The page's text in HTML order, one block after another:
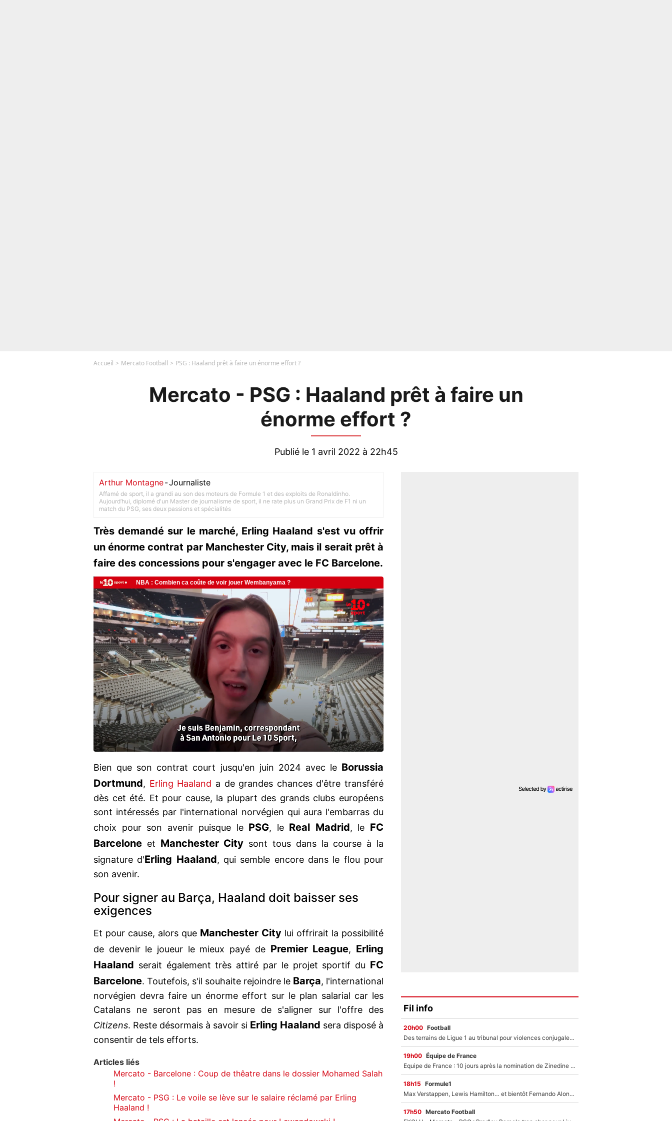
Accueil Mercato Football PSG : Haaland prêt à faire un énorme effort ?
Mercato - PSG : Haaland prêt à faire un
énorme effort ?
Publié le 1 avril 2022 à 22h45
Arthur Montagne-Journaliste
Affamé de sport, il a grandi au son des moteurs de Formule 1 et des exploits de Ronaldinho.
Aujourd’hui, diplomé d'un Master de journalisme de sport, il ne rate plus un Grand Prix de F1 ni un
match du PSG, ses deux passions et spécialités
Très demandé sur le marché, Erling Haaland s'est vu offrir
un énorme contrat par Manchester City, mais il serait prêt à
faire des concessions pour s'engager avec le FC Barcelone.
Bien que son contrat court jusqu'en juin 2024 avec le Borussia
Dortmund, Erling Haaland a de grandes chances d'être transféré
dès cet été. Et pour cause, la plupart des grands clubs européens
sont intéressés par l'international norvégien qui aura l'embarras du
choix pour son avenir puisque le PSG, le Real Madrid, le FC
Barcelone et Manchester City sont tous dans la course à la
signature d'Erling Haaland, qui semble encore dans le flou pour
son avenir.
Pour signer au Barça, Haaland doit baisser ses
exigences
Et pour cause, alors que Manchester City lui offrirait la possibilité
de devenir le joueur le mieux payé de Premier League, Erling
Haaland serait également très attiré par le projet sportif du FC
Barcelone. Toutefois, s'il souhaite rejoindre le Barça, l'international
norvégien devra faire un énorme effort sur le plan salarial car les
Catalans ne seront pas en mesure de s'aligner sur l'offre des
Citizens. Reste désormais à savoir si Erling Haaland sera disposé à
consentir de tels efforts.
Articles liés
Mercato - Barcelone : Coup de thêatre dans le dossier Mohamed Salah
!
Mercato - PSG : Le voile se lève sur le salaire réclamé par Erling
Haaland !
Fil info
20h00 Football
Des terrains de Ligue 1 au tribunal pour violences conjugales : Un arbitre français encourt une peine de 18 mois de prison !
19h00 Équipe de France
Equipe de France : 10 jours après la nomination de Zinedine Zidane, c'est au tour de son fils de prendre un nouveau départ !
18h15 Formule1
Max Verstappen, Lewis Hamilton… et bientôt Fernando Alonso ? Le classement des pilotes les mieux payés en Formule 1 risque de changer !
17h50 Mercato Football